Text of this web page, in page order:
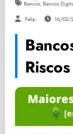
Bancos, Bancos
Felip 16/02/